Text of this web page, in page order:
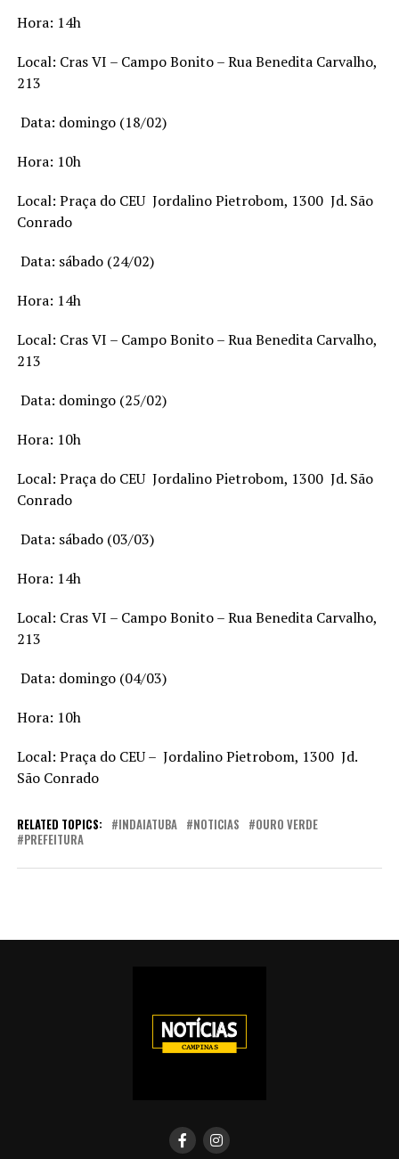
Hora: 14h
Local: Cras VI – Campo Bonito – Rua Benedita Carvalho,
213
 Data: domingo (18/02)
Hora: 10h
Local: Praça do CEU  Jordalino Pietrobom, 1300  Jd. São
Conrado
 Data: sábado (24/02)
Hora: 14h
Local: Cras VI – Campo Bonito – Rua Benedita Carvalho,
213
 Data: domingo (25/02)
Hora: 10h
Local: Praça do CEU  Jordalino Pietrobom, 1300  Jd. São
Conrado
 Data: sábado (03/03)
Hora: 14h
Local: Cras VI – Campo Bonito – Rua Benedita Carvalho,
213
 Data: domingo (04/03)
Hora: 10h
Local: Praça do CEU –  Jordalino Pietrobom, 1300  Jd.
São Conrado
RELATED TOPICS: INDAIATUBA NOTICIAS
OURO VERDE
PREFEITURA